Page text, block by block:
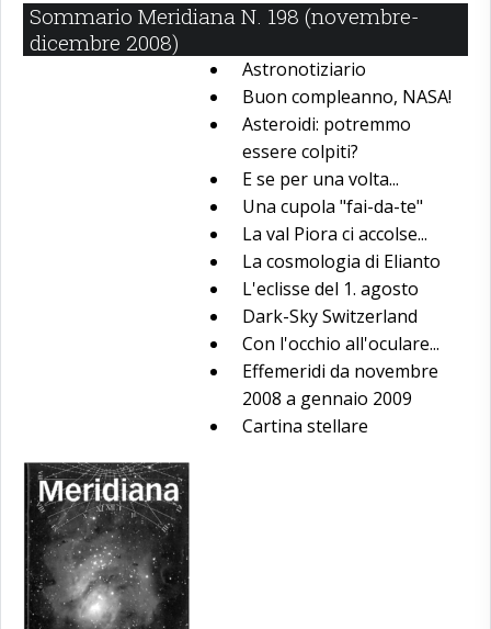
Sommario Meridiana N. 198 (novembre-
dicembre 2008)
Astronotiziario
Buon compleanno, NASA!
Asteroidi: potremmo
essere colpiti?
E se per una volta...
Una cupola "fai-da-te"
La val Piora ci accolse...
La cosmologia di Elianto
L'eclisse del 1. agosto
Dark-Sky Switzerland
Con l'occhio all'oculare...
Effemeridi da novembre
2008 a gennaio 2009
Cartina stellare